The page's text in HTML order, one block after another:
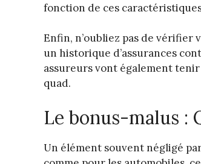
fonction de ces
Enfin, n’oubliez pas de
un historique d’assurances
assureurs vont également
quad.
Le bonus-malus :
Un élément souvent négligé